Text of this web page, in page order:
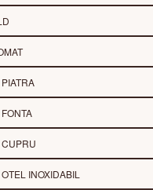
INOXIDABIL